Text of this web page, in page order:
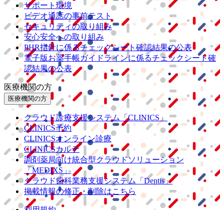
サポート環境
ビデオ通話の事前テスト
セキュリティの取り組み
安心安全への取り組み
PHR指針に係るチェックシート確認結果の公表
電子版お薬手帳ガイドラインに係るチェックシート確
認結果の公表
医療機関の方
医療機関の方
クラウド診療支援システム
「CLINICS」
CLINICS予約
CLINICSオンライン診療
CLINICSカルテ
調剤薬局向け統合型クラウドソリューション
「MEDIXS」
クラウド歯科業務支援システム
「Dentis」
掲載情報の修正・削除はこちら